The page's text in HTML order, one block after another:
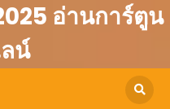
อ่านการ์ตูน
น์